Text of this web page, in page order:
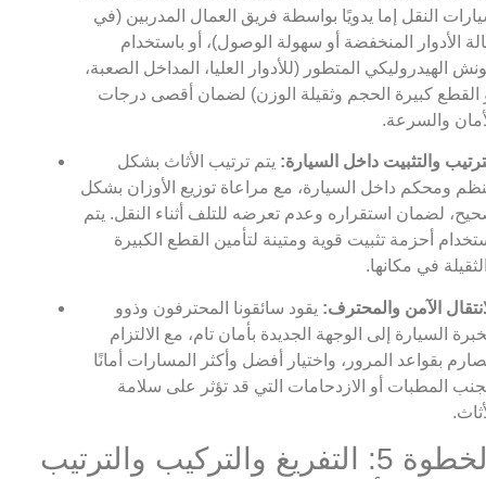
النقل إما يدويًا بواسطة فريق العمال المدربين (في
الأدوار المنخفضة أو سهولة الوصول)، أو باستخدام
الهيدروليكي المتطور (للأدوار العليا، المداخل الصعبة،
القطع كبيرة الحجم وثقيلة الوزن) لضمان أقصى درجات
والسرعة.
والتثبيت داخل السيارة: يتم ترتيب الأثاث بشكل
ومحكم داخل السيارة، مع مراعاة توزيع الأوزان بشكل
لضمان استقراره وعدم تعرضه للتلف أثناء النقل. يتم
أحزمة تثبيت قوية ومتينة لتأمين القطع الكبيرة
في مكانها.
الآمن والمحترف: يقود سائقونا المحترفون وذوو
السيارة إلى الوجهة الجديدة بأمان تام، مع الالتزام
بقواعد المرور، واختيار أفضل وأكثر المسارات أمانًا
المطبات أو الازدحامات التي قد تؤثر على سلامة
الخطوة 5: التفريغ والتركيب والترتيب